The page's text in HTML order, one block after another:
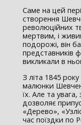
Саме на цей
створення
революційних
мертвим, і
подорожі, він
представників
викликали в
З літа 1845 року
малюнки
їх. Але та увага,
дозволяє
«Дерево»,
час поїздки по